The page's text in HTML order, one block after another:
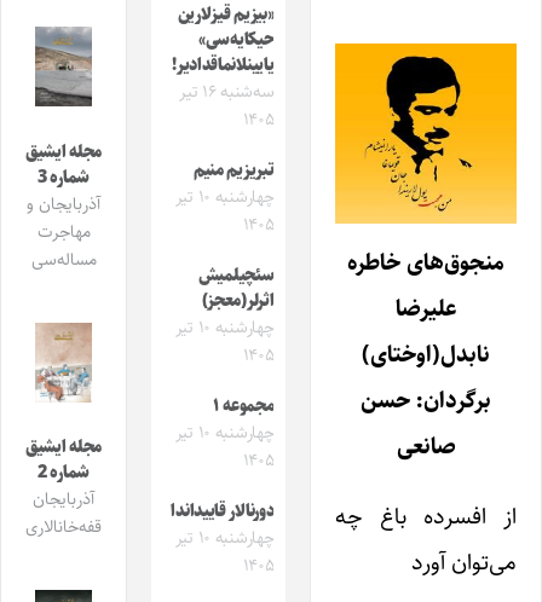
منجوق‌های خاطره
علیرضا
نابدل(اوختای)
برگردان: حسن
صانعی
از افسرده باغ چه
می‌‌توان آورد
«بیزیم قیزلارین
حیکایه‌سی»
یایینلانماقدادیر!
سه‌شنبه ۱۶ تیر
۱۴۰۵
تبریزیم منیم
چهارشنبه ۱۰ تیر
۱۴۰۵
سئچیلمیش
اثرلر(معجز)
چهارشنبه ۱۰ تیر
۱۴۰۵
مجموعه ۱
چهارشنبه ۱۰ تیر
۱۴۰۵
دورنالار قاییداندا
چهارشنبه ۱۰ تیر
۱۴۰۵
مجله ایشیق
شماره 3
آذربایجان و
مهاجرت
مساله‌سی
مجله ایشیق
شماره 2
آذربایجان
قفه‌خانالاری